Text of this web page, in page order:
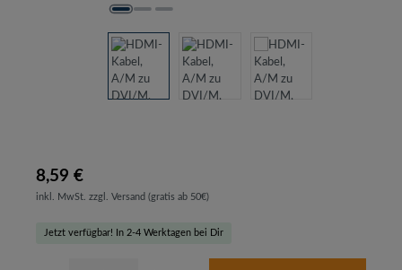
8,59 €
inkl. MwSt. zzgl. Versand (gratis ab 50€)
Jetzt verfügbar! In 2-4 Werktagen bei Dir